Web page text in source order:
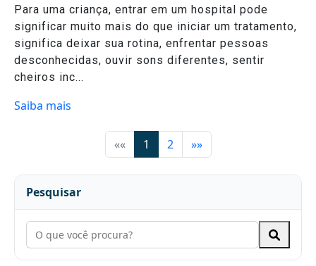
Para uma criança, entrar em um hospital pode
significar muito mais do que iniciar um tratamento,
significa deixar sua rotina, enfrentar pessoas
desconhecidas, ouvir sons diferentes, sentir
cheiros inc...
Saiba mais
«« 1 2 »»
Pesquisar